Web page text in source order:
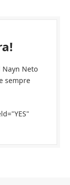
Nayn Neto
sempre